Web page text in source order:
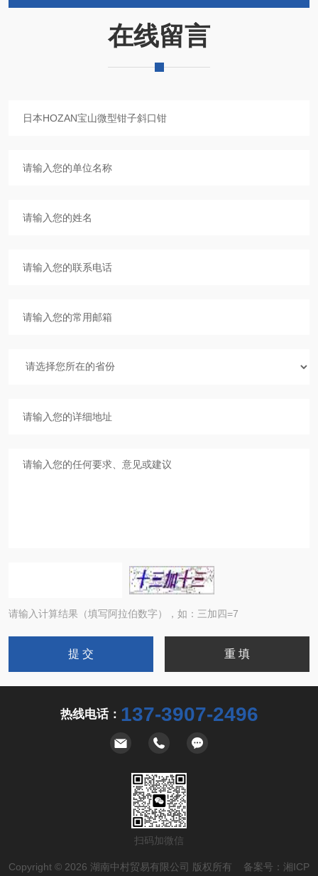
在线留言
请输入计算结果（填写阿拉伯数字），如：三加四=7
热线电话： 137-3907-2496
扫码加微信
Copyright © 2026 湖南中村贸易有限公司 版权所有 备案号： 湘ICP